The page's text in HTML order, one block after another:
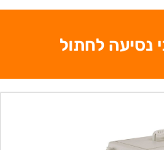
נסיעה לחתול